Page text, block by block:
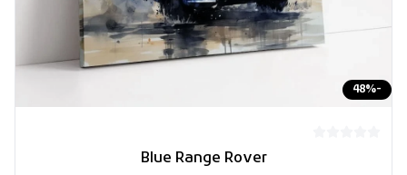
-
48%
Blue Range Rover